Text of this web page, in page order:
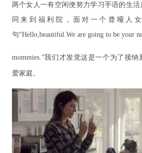
两个女人一有空闲便努力学习手语的生
同来到福利院，面对一个聋哑人
句“Hello,beautiful.We are going to be your
mommies.”我们才发觉这是一个为了接纳
爱家庭。